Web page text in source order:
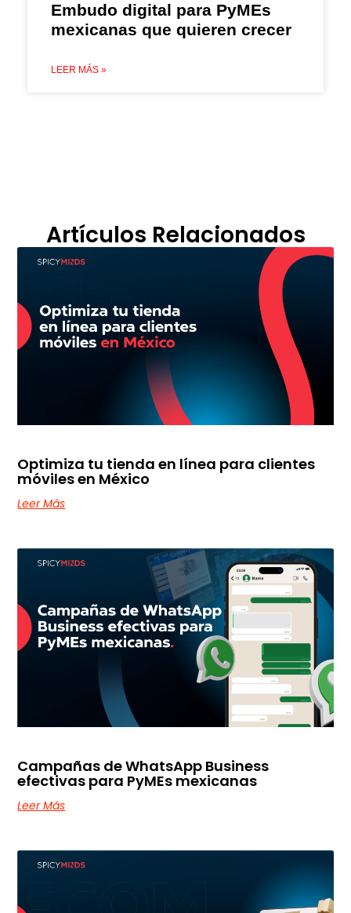
Embudo digital para PyMEs
mexicanas que quieren crecer
LEER MÁS »
Artículos Relacionados
Optimiza tu tienda en línea para clientes
móviles en México
Leer Más
Campañas de WhatsApp Business
efectivas para PyMEs mexicanas
Leer Más